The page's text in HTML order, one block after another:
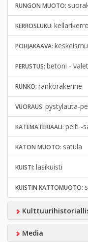
RUNGON MUOTO:
KERROSLUKU:
POHJAKAAVA:
PERUSTUS: betoni -
RUNKO: rankorakenne
VUORAUS: pystylauta-
KATEMATERIAALI: pelti -
KATON MUOTO: satula
KUISTI: lasikuisti
KUISTIN KATTOMUOTO:
Media